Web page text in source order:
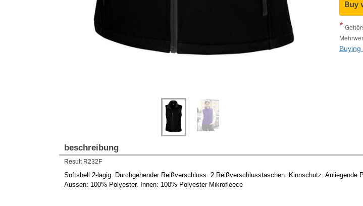
Buying
beschreibung
Result R232F
Softshell 2-lagig. Durchgehender Reißverschluss. 2 Reißverschlusstaschen. Kinnschutz. Anliegende
Aussen: 100% Polyester. Innen: 100% Polyester Mikrofleece